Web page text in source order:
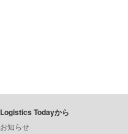
Logistics Todayから
お知らせ